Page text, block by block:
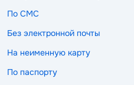
По СМС
Без электронной почты
На неименную карту
По паспорту